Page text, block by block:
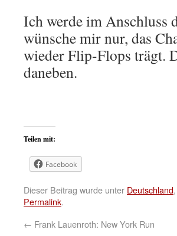
Ich werde im Anschluss
wünsche mir nur, das
wieder Flip-Flops trägt.
daneben.
Teilen mit:
Facebook
Dieser Beitrag wurde unter Deutschland,
Permalink.
← Frank Lauenroth: New York Run